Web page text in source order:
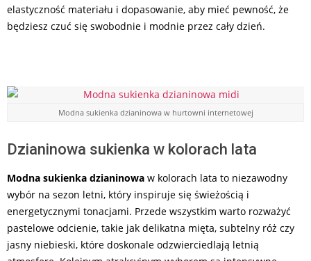
elastyczność materiału i dopasowanie, aby mieć pewność, że
będziesz czuć się swobodnie i modnie przez cały dzień.
Modna sukienka dzianinowa w hurtowni internetowej
Dzianinowa sukienka w kolorach lata
Modna sukienka dzianinowa w kolorach lata to niezawodny
wybór na sezon letni, który inspiruje się świeżością i
energetycznymi tonacjami. Przede wszystkim warto rozważyć
pastelowe odcienie, takie jak delikatna mięta, subtelny róż czy
jasny niebieski, które doskonale odzwierciedlają letnią